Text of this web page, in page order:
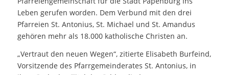
Leben gerufen worden. Dem Verbund mit den drei
Pfarreien St. Antonius, St. Michael und St. Amandus
gehören mehr als 18.000 katholische Christen an.
„Vertraut den neuen Wegen“, zitierte Elisabeth Burfeind,
Vorsitzende des Pfarrgemeinderates St. Antonius, in